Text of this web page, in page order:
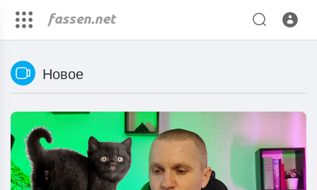
Новое